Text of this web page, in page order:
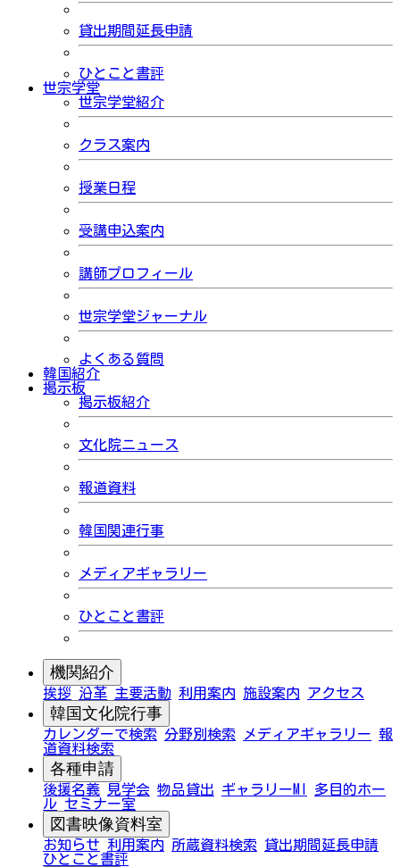
貸出期間延長申請
ひとこと書評
世宗学堂
世宗学堂紹介
クラス案内
授業日程
受講申込案内
講師プロフィール
世宗学堂ジャーナル
よくある質問
韓国紹介
掲示板
掲示板紹介
文化院ニュース
報道資料
韓国関連行事
メディアギャラリー
ひとこと書評
機関紹介
挨拶 沿革 主要活動 利用案内 施設案内 アクセス
韓国文化院行事
カレンダーで検索 分野別検索 メディアギャラリー 報
道資料検索
各種申請
後援名義 見学会 物品貸出 ギャラリーMI
多目的ホー
ル セミナー室
図書映像資料室
お知らせ 利用案内 所蔵資料検索
貸出期間延長申請
ひとこと書評